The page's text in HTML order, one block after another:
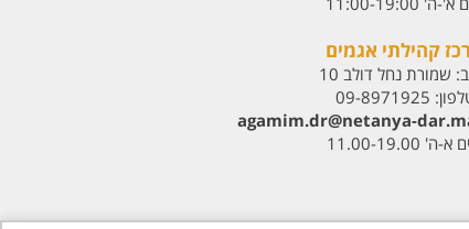
קהילתי אגמים
שמורת נחל דולב 10
09-8971925
agamim.dr@netanya-
ה' 11.00-19.00